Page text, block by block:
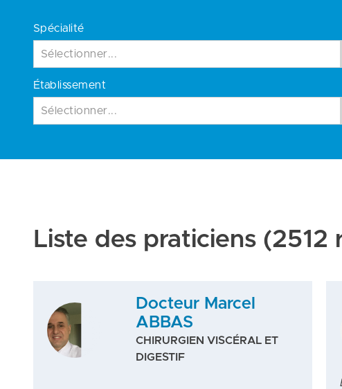
Spécialité
Sélectionner...
Établissement
Sélectionner...
Liste des praticiens (2512
Docteur Marcel
ABBAS
CHIRURGIEN VISCÉRAL ET
DIGESTIF